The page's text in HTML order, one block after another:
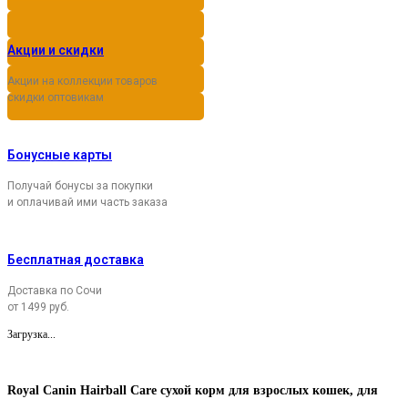
Акции и скидки
Акции на коллекции товаров
скидки оптовикам
Бонусные карты
Получай бонусы за покупки
и оплачивай ими часть заказа
Бесплатная доставка
Доставка по Сочи
от 1499 руб.
Загрузка...
Royal Canin Hairball Care сухой корм для взрослых кошек, для